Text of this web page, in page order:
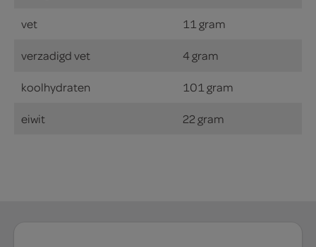
vet 11 gram
verzadigd vet 4 gram
koolhydraten 101 gram
eiwit 22 gram